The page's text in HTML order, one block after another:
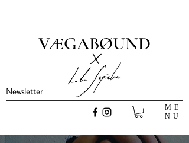
x
VÆGABØUND
Newsletter
ME
NU